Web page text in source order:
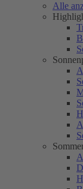
Alle